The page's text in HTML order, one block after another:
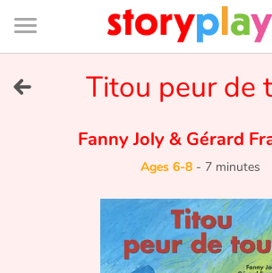
Connexion
Bibliothèque
de
page
Titou peur de
Fanny Joly& Gérard
Ages 6-8 - 7 minutes